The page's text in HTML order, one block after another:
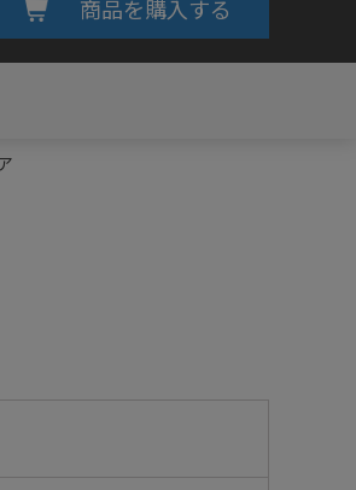
商品を購入する